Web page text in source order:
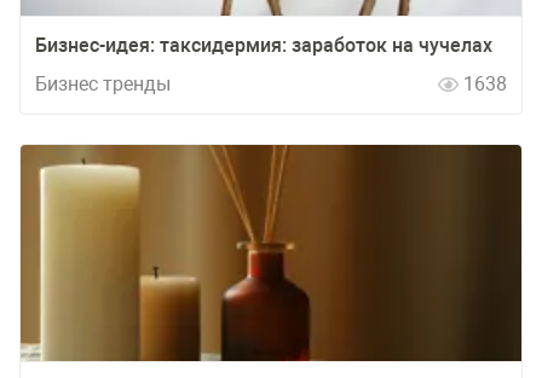
Бизнес-идея: таксидермия: заработок на чучелах
Бизнес тренды
1638